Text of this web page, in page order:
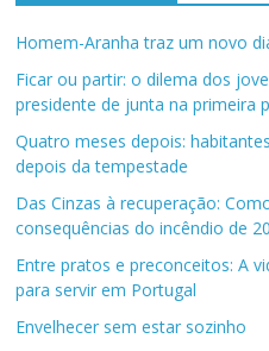
Homem-Aranha traz um novo
Ficar ou partir: o dilema dos
presidente de junta na primeira
Quatro meses depois:
depois da tempestade
Das Cinzas à recuperação:
consequências do incêndio de
Entre pratos e preconceitos: A
para servir em Portugal
Envelhecer sem estar sozinho